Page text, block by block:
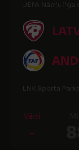
UEFA Nāciju līga
LNK Sporta
Vārti
-